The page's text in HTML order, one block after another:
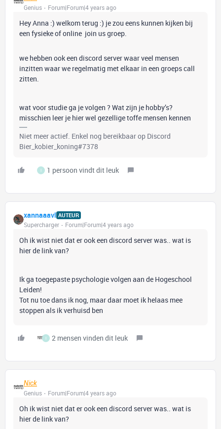
Genius
Forum|Forum|4 years ago
Hey Anna :) welkom terug :) je zou eens kunnen kijken bij
een fysieke of online join us groep.
we hebben ook een discord server waar veel mensen
inzitten waar we regelmatig met elkaar in een groeps call
zitten.
wat voor studie ga je volgen ? Wat zijn je hobby’s?
misschien leer je hier wel gezellige toffe mensen kennen
Niet meer actief. Enkel nog bereikbaar op Discord
Bier_kobier_koning#7378
I 1 persoon vindt dit leuk
xannaaavl AUTEUR
Supercharger Forum|Forum|4 years ago
Oh ik wist niet dat er ook een discord server was.. wat is
hier de link van?
Ik ga toegepaste psychologie volgen aan de Hogeschool
Leiden!
Tot nu toe dans ik nog, maar daar moet ik helaas mee
stoppen als ik verhuisd ben
I 2 mensen vinden dit leuk
Nick
Genius
Forum|Forum|4 years ago
Oh ik wist niet dat er ook een discord server was.. wat is
hier de link van?